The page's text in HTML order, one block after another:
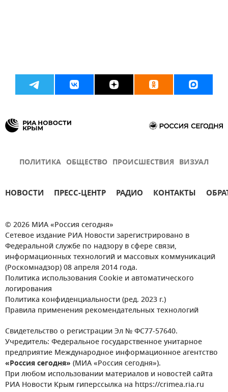
ПОЛИТИКА ОБЩЕСТВО ПРОИСШЕСТВИЯ ВИЗУАЛ
НОВОСТИ ПРЕСС-ЦЕНТР РАДИО КОНТАКТЫ
© 2026 МИА «Россия сегодня»
Сетевое издание РИА Новости зарегистрировано в
Федеральной службе по надзору в сфере связи,
информационных технологий и массовых коммуникаций
(Роскомнадзор) 08 апреля 2014 года.
Политика использования Cookie и автоматического
логирования
Политика конфиденциальности (ред. 2023 г.)
Правила применения рекомендательных технологий
Свидетельство о регистрации Эл № ФС77-57640.
Учредитель: Федеральное государственное унитарное
предприятие Международное информационное агентство
«Россия сегодня» (МИА «Россия сегодня»).
При любом использовании материалов и новостей сайта
РИА Новости Крым гиперссылка на https://crimea.ria.ru